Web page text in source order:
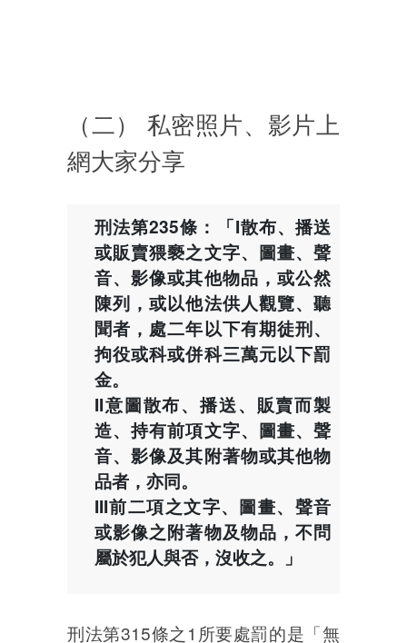
（二） 私密照片、影片上
網大家分享
刑法第235條：「I散布、播送
或販賣猥褻之文字、圖畫、聲
音、影像或其他物品，或公然
陳列，或以他法供人觀覽、聽
聞者，處二年以下有期徒刑、
拘役或科或併科三萬元以下罰
金。
II意圖散布、播送、販賣而製
造、持有前項文字、圖畫、聲
音、影像及其附著物或其他物
品者，亦同。
III前二項之文字、圖畫、聲音
或影像之附著物及物品，不問
屬於犯人與否，沒收之。」
刑法第315條之1所要處罰的是「無